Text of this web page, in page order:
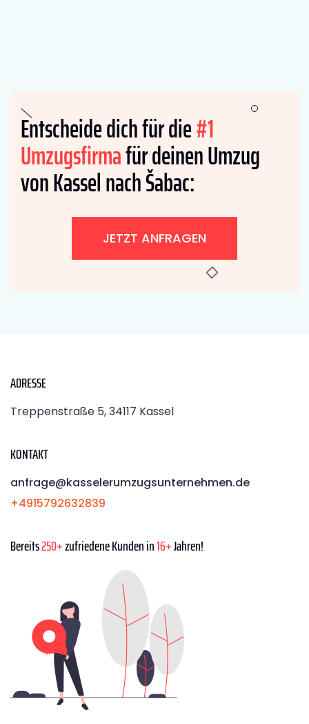
Entscheide dich für die#1
Umzugsfirmafür deinen Umzug
von Kassel nach Šabac:
JETZT ANFRAGEN
ADRESSE
Treppenstraße 5, 34117 Kassel
KONTAKT
anfrage@kasselerumzugsunternehmen.de
+4915792632839
Bereits250+zufriedene Kunden in16+Jahren!